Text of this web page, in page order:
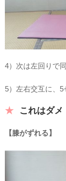
4）次は左回りで
5）左右交互に、
これはダメ
【膝がずれる】